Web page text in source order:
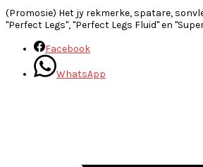
(Promosie) Het jy rekmerke, spatare,
"Perfect Legs", "Perfect Legs Fluid" en
Facebook
WhatsApp